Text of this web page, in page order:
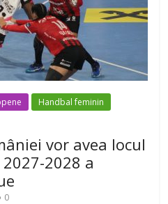
Handbal feminin
vor avea locul
2028 a
0